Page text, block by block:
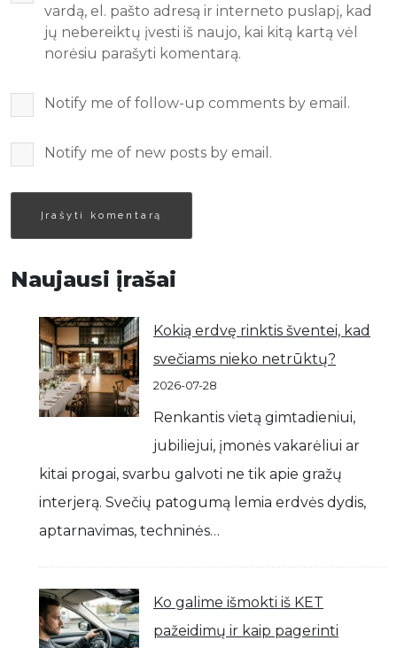
vardą, el. pašto adresą ir interneto puslapį, kad
jų nebereiktų įvesti iš naujo, kai kitą kartą vėl
norėsiu parašyti komentarą.
Notify me of follow-up comments by email.
Notify me of new posts by email.
Naujausi įrašai
Kokią erdvę rinktis šventei, kad
svečiams nieko netrūktų?
2026-07-28
Renkantis vietą gimtadieniui,
jubiliejui, įmonės vakarėliui ar
kitai progai, svarbu galvoti ne tik apie gražų
interjerą. Svečių patogumą lemia erdvės dydis,
aptarnavimas, techninės…
Ko galime išmokti iš KET
pažeidimų ir kaip pagerinti